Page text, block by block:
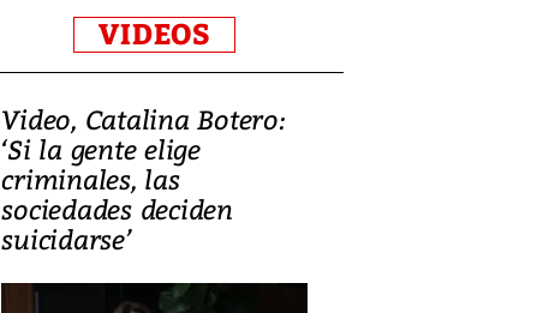
VIDEOS
Video, Catalina Botero:
‘Si la gente elige
criminales, las
sociedades deciden
suicidarse’